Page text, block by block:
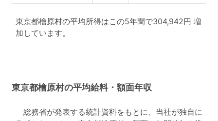
東京都檜原村の平均所得はこの5年間で304,942円 増
加しています。
東京都檜原村の平均給料・額面年収
総務省が発表する統計資料をもとに、当社が独自に